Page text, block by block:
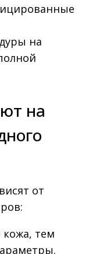
на
на
от
тем